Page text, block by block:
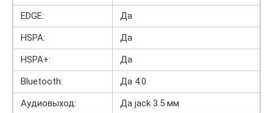
EDGE:
Да
HSPA:
Да
HSPA+:
Да
Bluetooth:
Да 4.0
Аудиовыход:
Да jack 3.5 мм